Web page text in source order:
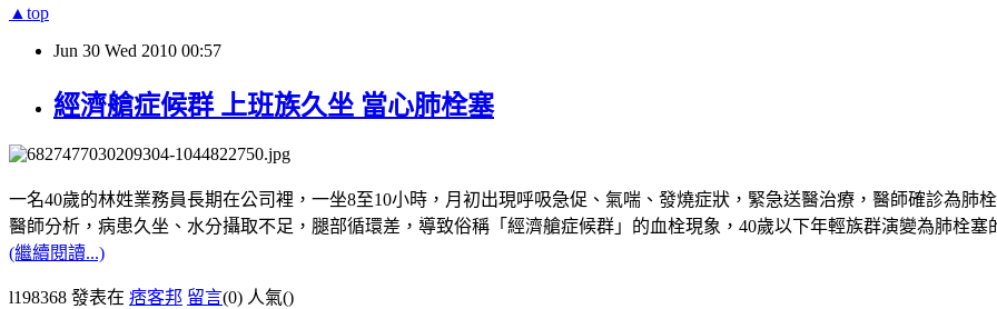
▲top
Jun 30 Wed 2010 00:57
經濟艙症候群 上班族久坐 當心肺栓塞
一名40歲的林姓業務員長期在公司裡，一坐8至10小時，月初出現呼吸急促、氣喘、發燒症狀，緊急送醫治療，醫師確診為肺
醫師分析，病患久坐、水分攝取不足，腿部循環差，導致俗稱「經濟艙症候群」的血栓現象，40歲以下年輕族群演變為肺栓塞
(繼續閱讀...)
l198368 發表在 痞客邦 留言(0) 人氣()